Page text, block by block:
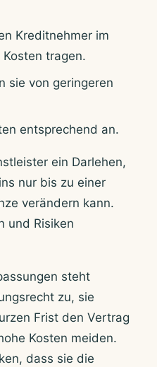
Kreditnehmer im
tragen.
sie von geringeren
entsprechend an.
ein Darlehen,
nur bis zu einer
verändern kann.
und Risiken
steht
zu, sie
Frist den Vertrag
Kosten meiden.
dass sie die